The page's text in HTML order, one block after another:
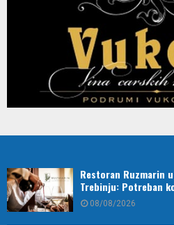
Restoran Ruzmarin
Trebinju: Potreban
08/08/2026